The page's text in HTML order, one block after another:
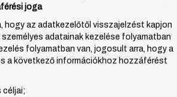
joga
hogy az adatkezelőtől visszajelzést kapjon
adatainak kezelése folyamatban
folyamatban van, jogosult arra, hogy a
a következő információkhoz hozzáférést
céljai;